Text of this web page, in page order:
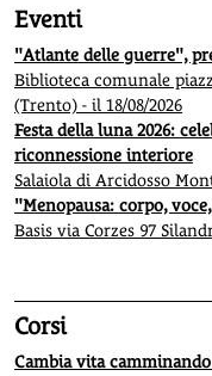
Eventi
"Atlante delle guerre",
Biblioteca comunale
(Trento) - il 18/08/2026
Festa della luna 2026:
riconnessione interiore
Salaiola di Arcidosso
"Menopausa: corpo,
Basis via Corzes 97
Corsi
Cambia vita